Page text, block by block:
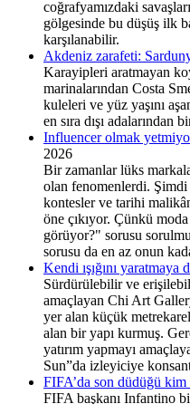
coğrafyamızdaki
gölgesinde bu düşüş ilk
karşılanabilir.
Akdeniz zarafeti:
Karayipleri aratmayan
marinalarından Costa
kuleleri ve yüz yaşını
en sıra dışı adalarından
Influencer olmak
2026
Bir zamanlar lüks
olan fenomenlerdi. Şimdi
kontesler ve tarihi
öne çıkıyor. Çünkü
görüyor?" sorusu
sorusu da en az onun
Kendi ışığını yaratmaya
Sürdürülebilir ve
amaçlayan Chi Art
yer alan küçük
alan bir yapı kurmuş.
yatırım yapmayı
Sun”da izleyiciye
FIFA’da son düdüğü kim
FIFA başkanı Infantino